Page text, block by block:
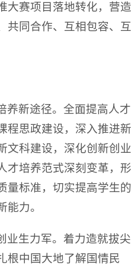
大赛项目落地转化，营造
共同合作、互相包容、互
养新途径。全面提高人才
程思政建设，深入推进新
文科建设，深化创新创业
才培养范式深刻变革，形
量标准，切实提高学生的
能力。
业生力军。着力造就拔尖
根中国大地了解国情民